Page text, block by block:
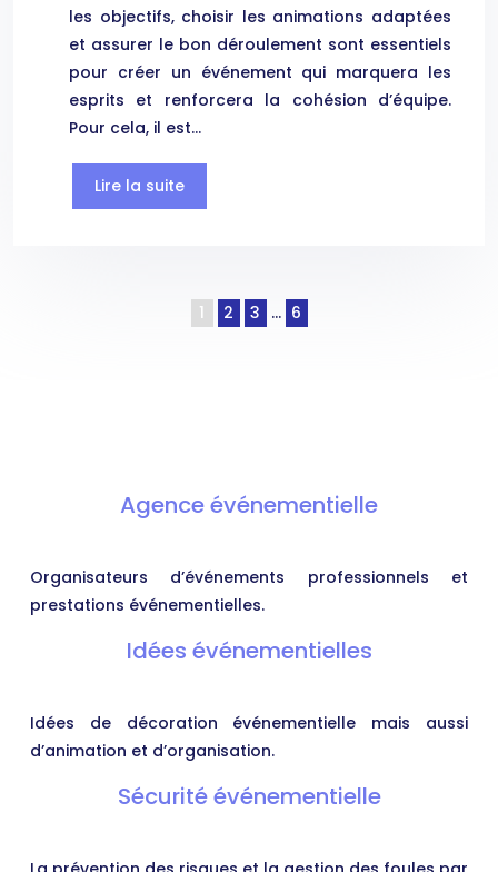
les objectifs, choisir les animations adaptées
et assurer le bon déroulement sont essentiels
pour créer un événement qui marquera les
esprits et renforcera la cohésion d’équipe.
Pour cela, il est…
Lire la suite
1 2 3 … 6
Agence événementielle
Organisateurs d’événements professionnels et
prestations événementielles.
Idées événementielles
Idées de décoration événementielle mais aussi
d’animation et d’organisation.
Sécurité événementielle